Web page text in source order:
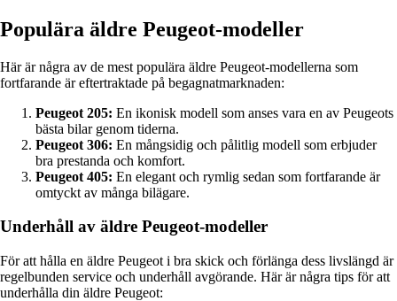
Populära äldre Peugeot-modeller
Här är några av de mest populära äldre Peugeot-modellerna som
fortfarande är eftertraktade på begagnatmarknaden:
Peugeot 205: En ikonisk modell som anses vara en av Peugeots
bästa bilar genom tiderna.
Peugeot 306: En mångsidig och pålitlig modell som erbjuder
bra prestanda och komfort.
Peugeot 405: En elegant och rymlig sedan som fortfarande är
omtyckt av många bilägare.
Underhåll av äldre Peugeot-modeller
För att hålla en äldre Peugeot i bra skick och förlänga dess livslängd är
regelbunden service och underhåll avgörande. Här är några tips för att
underhålla din äldre Peugeot: